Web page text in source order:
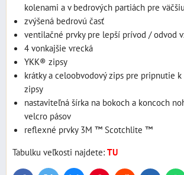
kolenami a v bedrových partiách pre
zvýšená bedrovú časť
ventilačné prvky pre lepší prívod / odvod
4 vonkajšie vrecká
YKK® zipsy
krátky a celoobvodový zips pre pripnutie
zipsy
nastaviteľná šírka na bokoch a koncoch
velcro pásov
reflexné prvky 3M ™ Scotchlite ™
Tabulku veľkosti najdete: TU